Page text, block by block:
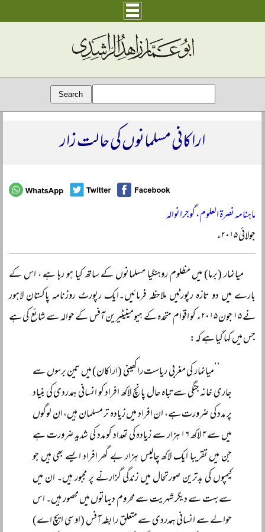
اراکانی مسلمانوں کی حالت زار
ماہنامہ نصرۃ العلوم، گوجرانوالہ
جولائی ۲۰۱۵ء
میانمار (برما) میں مظلوم روہنگیا مسلمانوں کے ساتھ کیا ہو رہا ہے ، اس کے
بارے میں دو تازہ رپورٹیں ملاحظہ فرمائیں۔ایک رپورٹ روزنامہ پاکستان لاہور
نے ۱۵ جون ۲۰۱۵ء کو اقوام متحدہ کے ہیومینیٹیرین آفس کے حوالہ سے شائع کی ہے
جس میں کہا گیا ہے کہ:
’’میانمار کی مغربی ریاست راکھینی (اراکان) میں تین برسوں سے
جاری خانہ جنگی سے تباہ حال پانچ لاکھ افراد کو انسانی ہمدردی کی بنیاد
پر مدد کی ضرورت ہے، ان افراد میں زیادہ تر مسلمان ہیں، ان لوگوں
میں سے ۴ لاکھ ۱۶ ہزار سے زیادہ کی تعداد کو مدد کی شدید ضرورت ہے
جن میں تقریبا ایک لاکھ چالیس ہزار بے گھر افراد ایسے بھی ہیں جو
کیمپوں کی بدترین صورتحال میں زندگی گزارنے پر مجبور ہیں۔ ان میں
سے بہت سے دیگر شہریت سے محروم دیہاتوں میں محصور ہیں۔ اس
حوالے سے انسانی ہمدردی سے متعلق رابطہ آفس (او سی ایچ اے)